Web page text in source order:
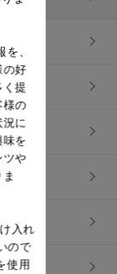
、
の好
提
様の
に
を
ツや
入れ
ので
使用